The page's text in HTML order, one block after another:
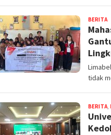
BERITA
tidak
BERITA,